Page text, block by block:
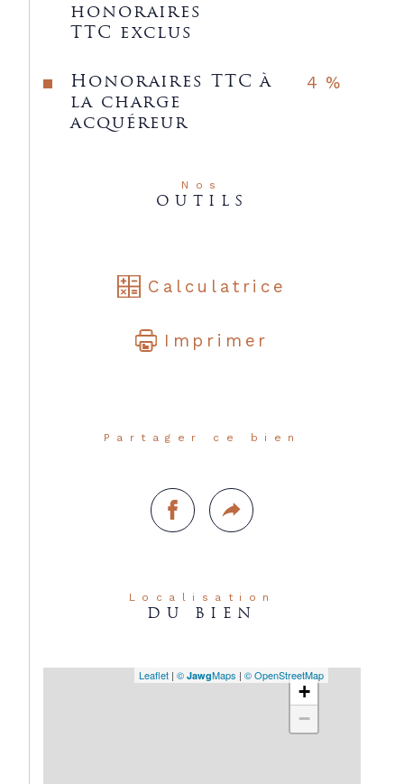
honoraires
TTC exclus
Honoraires TTC à
la charge
acquéreur
4 %
Nos
OUTILS
Calculatrice
Imprimer
Partager ce bien
Localisation
DU BIEN
+
−
Leaflet | © JawgMaps | © OpenStreetMap